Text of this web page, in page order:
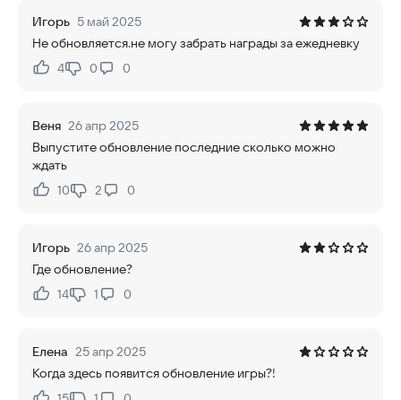
Игорь 5 май 2025
Не обновляется.не могу забрать награды за ежедневку
Нравится:
4Не нравится:
0 0
Веня 26 апр 2025
Выпустите обновление последние сколько можно
ждать
Нравится:
10Не нравится:
2 0
Игорь 26 апр 2025
Где обновление?
Нравится:
14Не нравится:
1 0
Елена 25 апр 2025
Когда здесь появится обновление игры?!